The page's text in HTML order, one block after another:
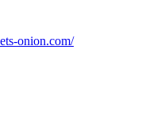
onion.com/